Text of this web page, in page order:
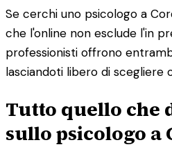
Se cerchi uno psicologo a
che l'online non esclude l'in
professionisti offrono
lasciandoti libero di scegliere
Tutto quello che
sullo psicologo a